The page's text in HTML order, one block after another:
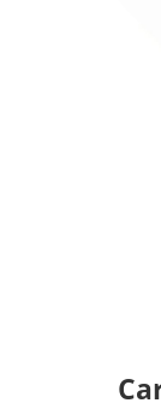
Mulinete
Pescuit la rapitor